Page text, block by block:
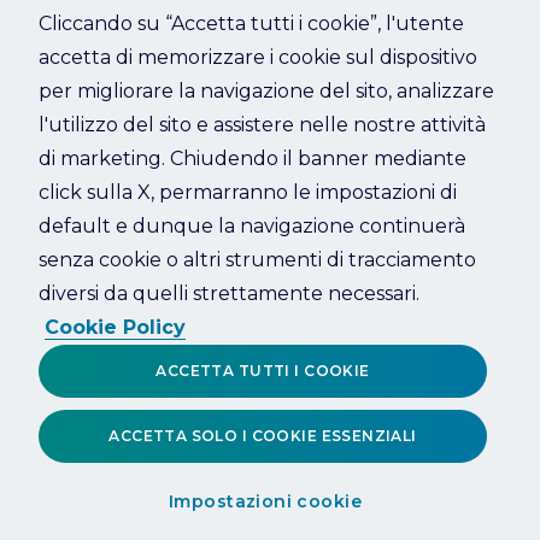
Refresh
Cliccando su “Accetta tutti i cookie”, l'utente
accetta di memorizzare i cookie sul dispositivo
per migliorare la navigazione del sito, analizzare
l'utilizzo del sito e assistere nelle nostre attività
di marketing. Chiudendo il banner mediante
click sulla X, permarranno le impostazioni di
default e dunque la navigazione continuerà
senza cookie o altri strumenti di tracciamento
diversi da quelli strettamente necessari.
Cookie Policy
Impostazioni cookie
ACCETTA SOLO I COOKIE ESSENZIALI
ACCETTA TUTTI I COOKIE